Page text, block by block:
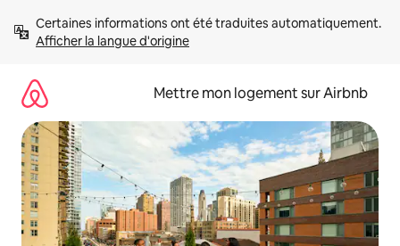
directement
Afficher la langue d'origine
Mettre mon logement sur Airbnb